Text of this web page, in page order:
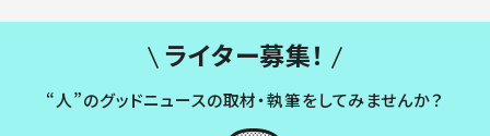
ライター募集！
“人”のグッドニュースの取材・執筆をしてみませんか？